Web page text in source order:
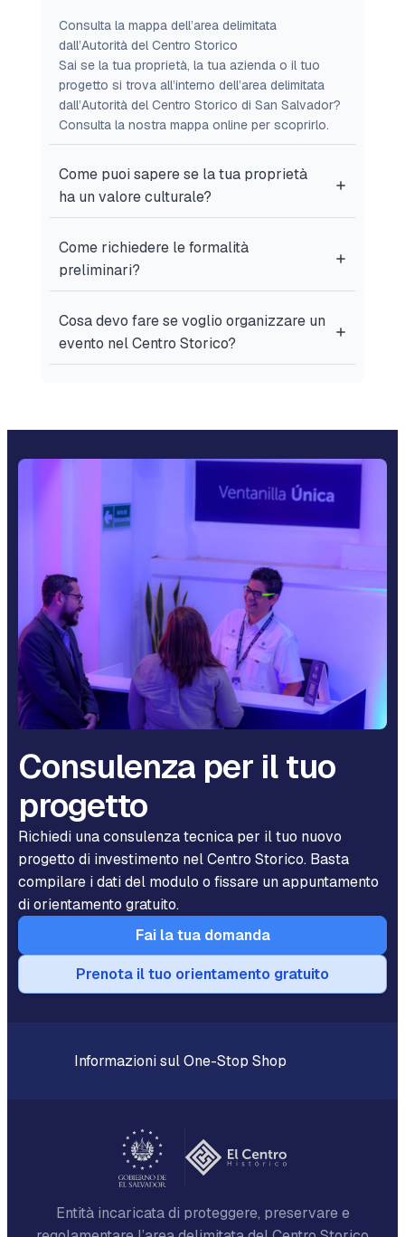
Consulta la mappa dell’area delimitata
dall’Autorità del Centro Storico
Sai se la tua proprietà, la tua azienda o il tuo
progetto si trova all’interno dell’area delimitata
dall’Autorità del Centro Storico di San Salvador?
Consulta la nostra mappa online per scoprirlo.
Come puoi sapere se la tua proprietà
ha un valore culturale?
Come richiedere le formalità
preliminari?
Cosa devo fare se voglio organizzare un
evento nel Centro Storico?
Consulenza per il tuo
progetto
Richiedi una consulenza tecnica per il tuo nuovo
progetto di investimento nel Centro Storico. Basta
compilare i dati del modulo o fissare un appuntamento
di orientamento gratuito.
Fai la tua domanda
Prenota il tuo orientamento gratuito
Informazioni sul One-Stop Shop
Entità incaricata di proteggere, preservare e